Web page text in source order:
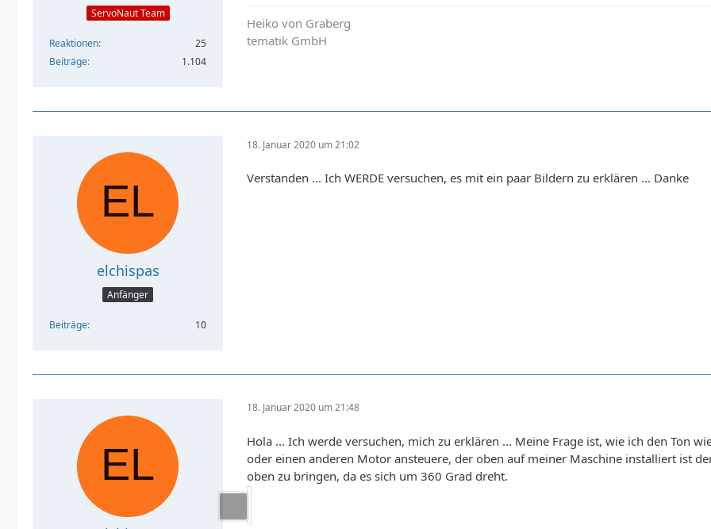
ServoNaut Team
Reaktionen
25
Beiträge
1.104
Heiko von Graberg
tematik GmbH
elchispas
Anfänger
Beiträge 10
18. Januar 2020 um 21:02
Verstanden ... Ich WERDE versuchen, es mit ein paar Bildern zu erklären ... Danke
18. Januar 2020 um 21:48
Hola ... Ich werde versuchen, mich zu erklären ... Meine Frage ist, wie ich den Ton
oder einen anderen Motor ansteuere, der oben auf meiner Maschine installiert ist
oben zu bringen, da es sich um 360 Grad dreht.